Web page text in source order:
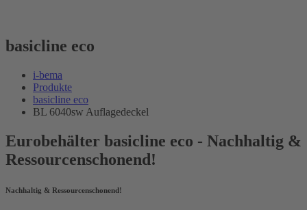
basicline eco
i-bema
Produkte
basicline eco
BL 6040sw Auflagedeckel
Eurobehälter basicline eco - Nachhaltig &
Ressourcenschonend!
Nachhaltig & Ressourcenschonend!